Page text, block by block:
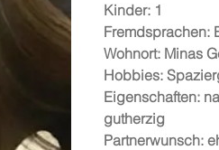
Kinder: 1
Fremdsprachen:
Wohnort: Minas
Hobbies:
Eigenschaften:
gutherzig
Partnerwunsch: